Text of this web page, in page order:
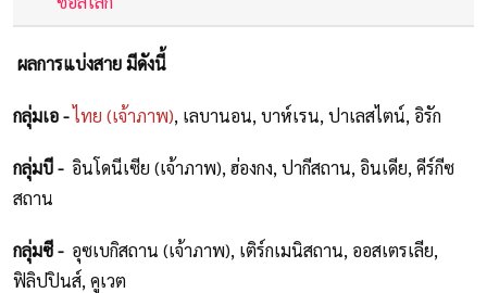
ผลการแบ่งสาย มีดังนี้
กลุ่มเอ -ไทย (เจ้าภาพ), เลบานอน, บาห์เรน, ปาเลสไตน์, อิรัก
กลุ่มบี - อินโดนีเซีย (เจ้าภาพ), ฮ่องกง, ปากีสถาน, อินเดีย, คีร์กีซ
สถาน
กลุ่มซี - อุซเบกิสถาน (เจ้าภาพ), เติร์กเมนิสถาน, ออสเตรเลีย,
ฟิลิปปินส์, คูเวต